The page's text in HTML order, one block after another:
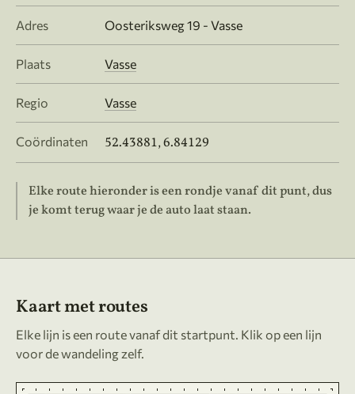
Adres Oosteriksweg 19 - Vasse
Plaats Vasse
Regio Vasse
Coördinaten 52.43881, 6.84129
Elke route hieronder is een rondje vanaf dit punt, dus
je komt terug waar je de auto laat staan.
Kaart met routes
Elke lijn is een route vanaf dit startpunt. Klik op een lijn
voor de wandeling zelf.